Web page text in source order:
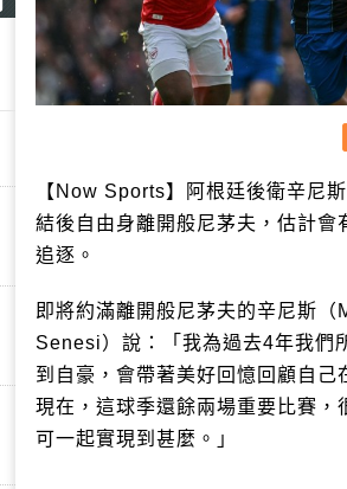
【Now Sports】阿根廷後衛辛尼
結後自由身離開般尼茅夫，估計會
追逐。
即將約滿離開般尼茅夫的辛尼斯（
Senesi）說：「我為過去4年我們
到自豪，會帶著美好回憶回顧自己
現在，這球季還餘兩場重要比賽，
可一起實現到甚麼。」